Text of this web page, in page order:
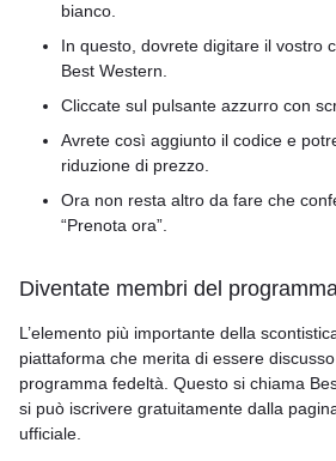
bianco.
In questo, dovrete digitare il vostro
Best Western.
Cliccate sul pulsante azzurro con
Avrete così aggiunto il codice e
riduzione di prezzo.
Ora non resta altro da fare che
“Prenota ora”.
Diventate membri del
L’elemento più importante della
piattaforma che merita di essere
programma fedeltà. Questo si chiama
si può iscrivere gratuitamente dalla
ufficiale.